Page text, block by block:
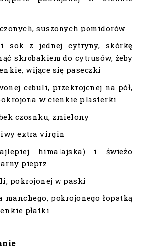
suszonych pomidorów
sok z jednej cytryny, skórkę
skrobakiem do cytrusów, żeby
wijące się paseczki
cebuli, przekrojonej na pół,
w cienkie plasterki
czosnku, zmielony
extra virgin
himalajska) i świeżo
pieprz
pokrojonej w paski
manchego, pokrojonego łopatką
płatki